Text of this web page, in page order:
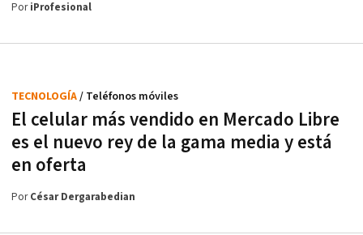
PoriProfesional
El celular más vendido en Mercado Libre
es el nuevo rey de la gama media y está
en oferta
TECNOLOGÍA/ Teléfonos móviles
PorCésar Dergarabedian